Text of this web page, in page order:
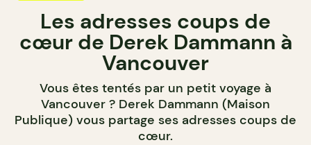
Les adresses coups de
cœur de Derek Dammann à
Vancouver
Vous êtes tentés par un petit voyage à
Vancouver ? Derek Dammann (Maison
Publique) vous partage ses adresses coups de
cœur.